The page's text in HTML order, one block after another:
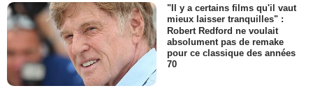
"Il y a certains films qu'il vaut
mieux laisser tranquilles" :
Robert Redford ne voulait
absolument pas de remake
pour ce classique des années
70